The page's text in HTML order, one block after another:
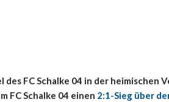
des FC Schalke 04 in der
FC Schalke 04 einen 2:1-Sieg über